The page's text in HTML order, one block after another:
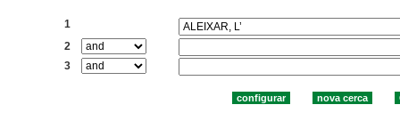
1
2
3